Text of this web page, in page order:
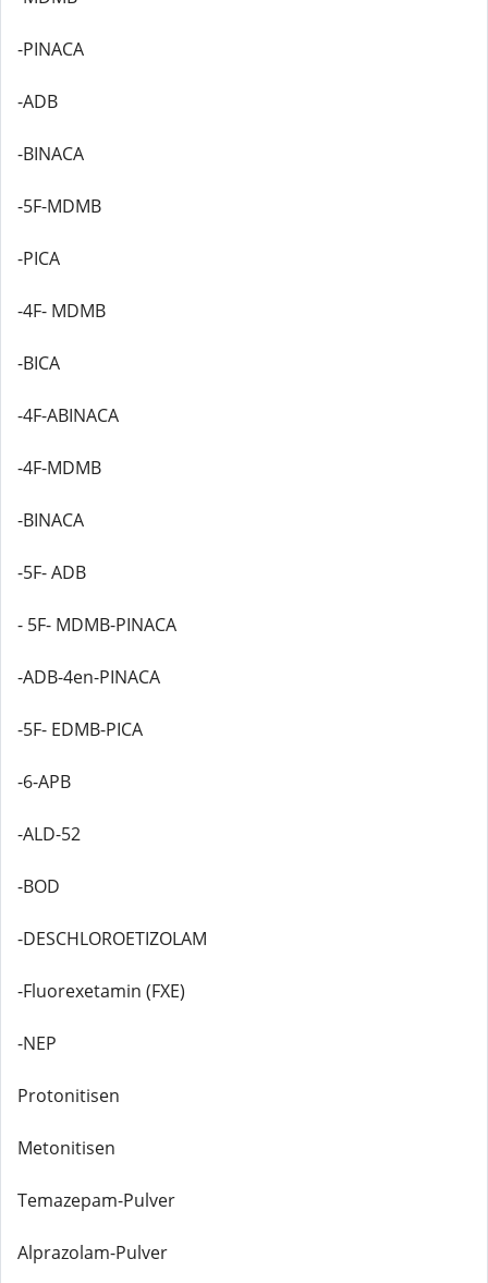
-PINACA
-ADB
-BINACA
-5F-MDMB
-PICA
-4F- MDMB
-BICA
-4F-ABINACA
-4F-MDMB
-BINACA
-5F- ADB
- 5F- MDMB-PINACA
-ADB-4en-PINACA
-5F- EDMB-PICA
-6-APB
-ALD-52
-BOD
-DESCHLOROETIZOLAM
-Fluorexetamin (FXE)
-NEP
Protonitisen
Metonitisen
Temazepam-Pulver
Alprazolam-Pulver